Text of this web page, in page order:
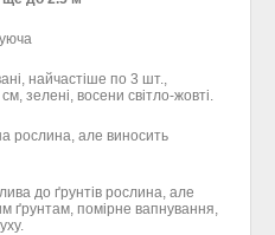
найчастіше по 3 шт.,
зелені, восени світло-жовті.
рослина, але виносить
до ґрунтів рослина, але
ґрунтам, помірне вапнування,